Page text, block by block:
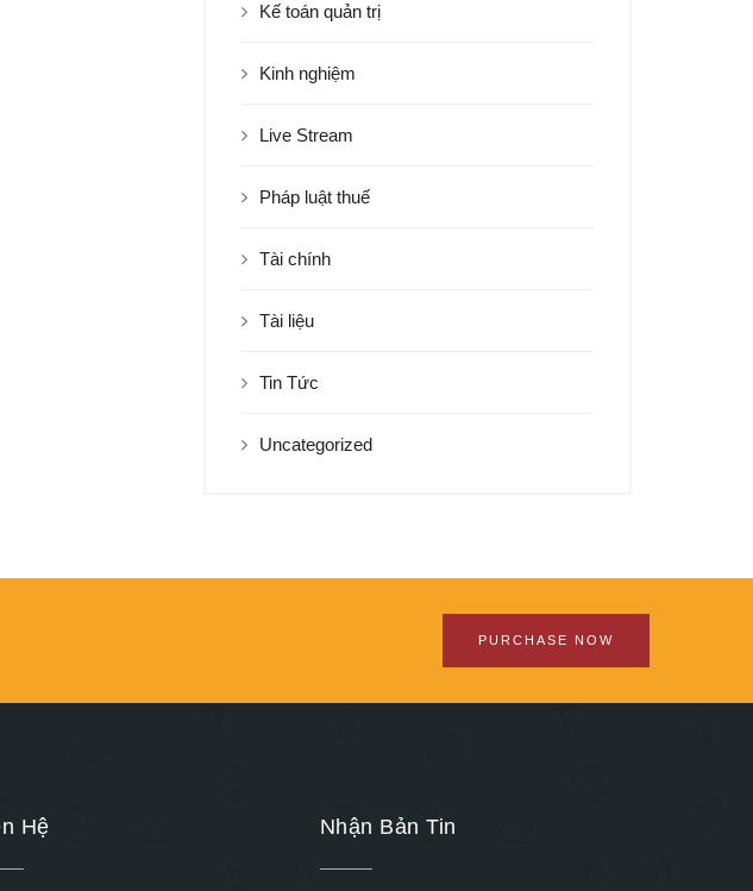
Kế toán quản trị
Kinh nghiệm
Live Stream
Pháp luật thuế
Tài chính
Tài liệu
Tin Tức
Uncategorized
PURCHASE NOW
Hệ Nhận Bản Tin